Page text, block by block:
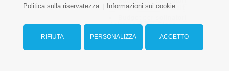
Astralpool CTX Go Salt
Astralpool Sel Clear
Politica sulla riservatezza| Informazioni sui cookie
ACCETTO
PERSONALIZZA
RIFIUTA